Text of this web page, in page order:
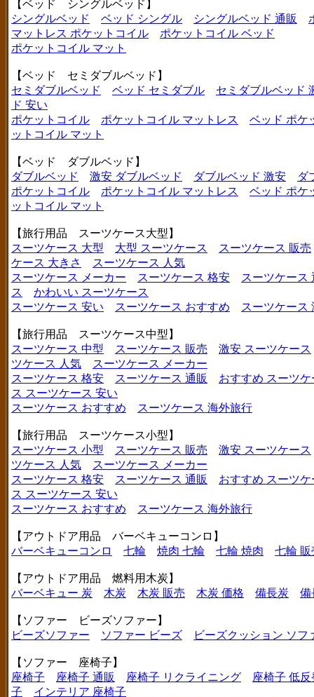
【ベッド シングルベッド】
シングルベッド
ベッド シングル シングルベッド 通販
マットレス ポケットコイル
ポケットコイル ベッド
ポケットコイル マット
【ベッド セミダブルベッド】
セミダブルベッド
ベッド セミダブル
セミダブルベッド
ド 安い
ポケットコイル
ポケットコイル マットレス
ベッド ポケ
ットコイル マット
【ベッド ダブルベッド】
ダブルベッド
激安 ダブルベッド ダブルベッド 激安
ダ
ポケットコイル
ポケットコイル マットレス
ベッド ポケ
ットコイル マット
【旅行用品 スーツケース大型】
スーツケース 大型
大型 スーツケース
スーツケース 販売
ケース 大きさ
スーツケース 人気
スーツケース メーカー
スーツケース 格安
スーツケース
ス
かわいい スーツケース
スーツケース 安い
スーツケース おすすめ スーツケース
【旅行用品 スーツケース中型】
スーツケース 中型
スーツケース 販売
激安 スーツケース
ツケース 人気
スーツケース メーカー
スーツケース 格安
スーツケース 通販
おすすめ スーツケ
ス スーツケース 安い
スーツケース おすすめ
スーツケース 海外旅行
【旅行用品 スーツケース小型】
スーツケース 小型
スーツケース 販売
激安 スーツケース
ツケース 人気
スーツケース メーカー
スーツケース 格安
スーツケース 通販
おすすめ スーツケ
ス スーツケース 安い
スーツケース おすすめ
スーツケース 海外旅行
【アウトドア用品 バーベキューコンロ】
バーベキューコンロ
七輪 焼肉 七輪 七輪 焼肉 七輪 販
【アウトドア用品 燃料用木炭】
バーベキュー 炭
木炭 木炭 販売 木炭 価格 備長炭 備
【ソファー ビーズソファー】
ビーズソファー
ソファー ビーズ ビーズクッション ソフ
【ソファー 座椅子】
座椅子
座椅子 通販 座椅子 リクライニング
座椅子 低反
子
インテリア 座椅子